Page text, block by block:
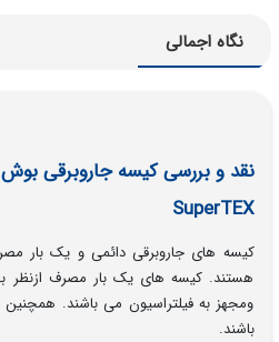
نگاه اجمالی
SuperTEX
کیسه های جاروبرقی دائمی و یک بار
هستند. کیسه های یک بار مصرف ازنظر
ومجهز به فیلتراسیون می باشند. همچنین
باشند.